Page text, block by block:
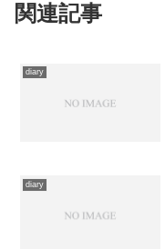
関連記事
diary
diary